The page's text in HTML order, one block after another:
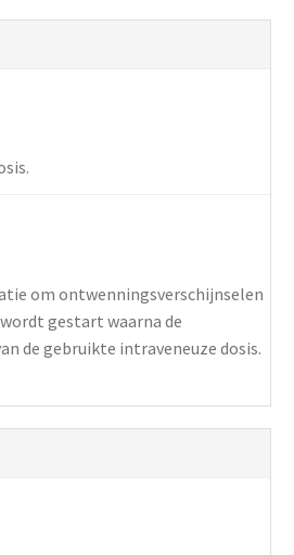
om ontwenningsverschijnselen
gestart waarna de
de gebruikte intraveneuze dosis.